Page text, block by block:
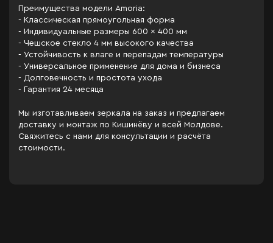
Преимущества модели Amoria:
- Классическая прямоугольная форма
- Индивидуальные размеры 600 × 400 мм
- Чешское стекло 4 мм высокого качества
- Устойчивость к влаге и перепадам температуры
- Универсальное применение для дома и бизнеса
- Долговечность и простота ухода
- Гарантия 24 месяца
Мы изготавливаем зеркала на заказ и предлагаем
доставку и монтаж по Кишинёву и всей Молдове.
Свяжитесь с нами для консультации и расчёта
стоимости.